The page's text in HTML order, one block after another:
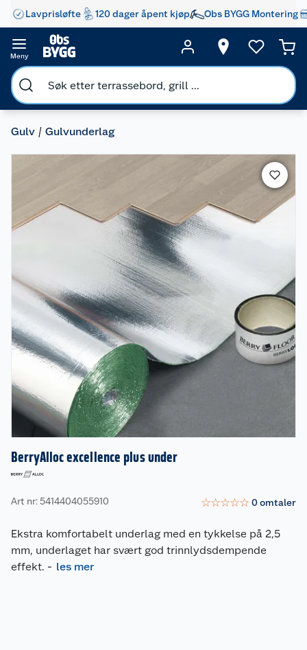
Lavprisløfte 120 dager åpent kjøp Obs BYGG Montering
Meny
Gulv Gulvunderlag
BerryAlloc excellence plus under
Art nr: 5414404055910 ☆☆☆☆☆ 0omtaler
Ekstra komfortabelt underlag med en tykkelse på 2,5
mm, underlaget har svært god trinnlydsdempende
effekt. - les mer